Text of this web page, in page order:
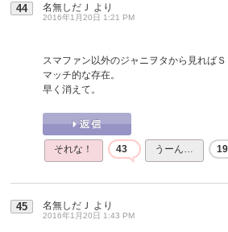
44 名無しだＪ より
2016年1月20日 1:21 PM
スマファン以外のジャニヲタから見れば
マッチ的な存在。
早く消えて。
それな！ 43 うーん…
45 名無しだＪ より
2016年1月20日 1:43 PM